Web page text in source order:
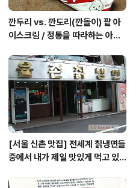
깐두리 vs. 깐도리(깐돌이) 팥 아
이스크림 / 정통을 따라하는 아류
스크림
[서울 신촌 맛집] 전세계 칡냉면들
중에서 내가 제일 맛있게 먹고 있